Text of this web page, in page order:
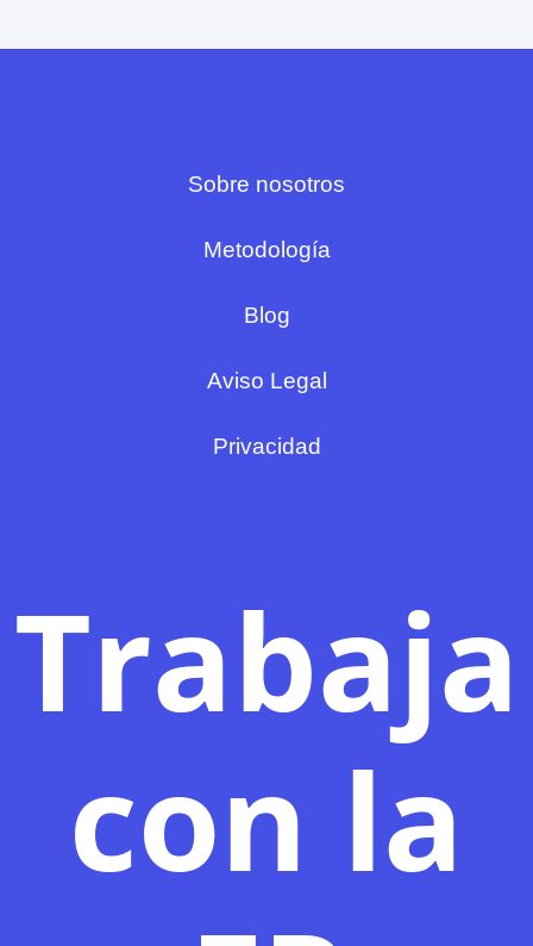
Sobre nosotros
Metodología
Blog
Aviso Legal
Privacidad
Trabaja
con la